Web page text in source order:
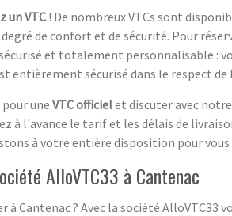
un VTC ! De nombreux VTCs sont
de confort et de sécurité. Pour
et totalement personnalisable :
entièrement sécurisé dans le respect
une VTC officielet discuter avec
l'avance le tarif et les délais de
à votre entière disposition pour
AlloVTC33 à Cantenac
à Cantenac ? Avec la société AlloVTC33